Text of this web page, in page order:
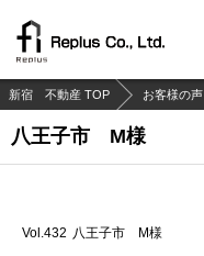
新宿 不動産 TOP お客様の声
八王子市 M様
Vol.432 八王子市 M様